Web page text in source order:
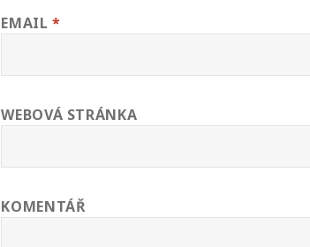
EMAIL*
WEBOVÁ STRÁNKA
KOMENTÁŘ